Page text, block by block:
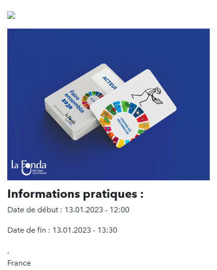
Informations pratiques :
Date de début : 13.01.2023 - 12:00
Date de fin : 13.01.2023 - 13:30
,
France